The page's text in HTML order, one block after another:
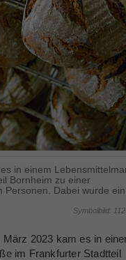
in einem
Bornheim zu einer
Personen. Dabei wurde ein
Symbolbild:
2023 kam es in
im Frankfurter Stadtteil